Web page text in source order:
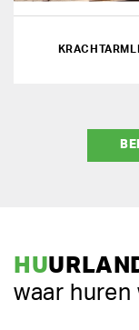
HU
waar huren